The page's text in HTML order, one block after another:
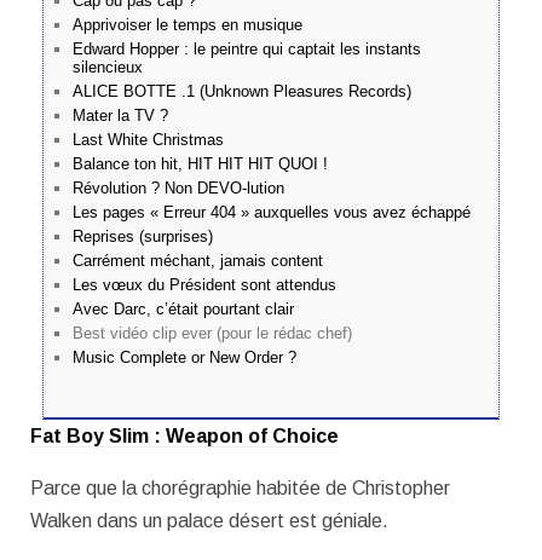
Apprivoiser le temps en musique
Edward Hopper : le peintre qui captait les instants
silencieux
ALICE BOTTE .1 (Unknown Pleasures Records)
Mater la TV ?
Last White Christmas
Balance ton hit, HIT HIT HIT QUOI !
Révolution ? Non DEVO-lution
Les pages « Erreur 404 » auxquelles vous avez échappé
Reprises (surprises)
Carrément méchant, jamais content
Les vœux du Président sont attendus
Avec Darc, c’était pourtant clair
Best vidéo clip ever (pour le rédac chef)
Music Complete or New Order ?
Fat Boy Slim : Weapon of Choice
Parce que la chorégraphie habitée de Christopher
Walken dans un palace désert est géniale.